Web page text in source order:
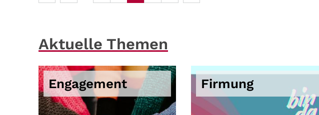
Aktuelle Themen
Engagement Firmung